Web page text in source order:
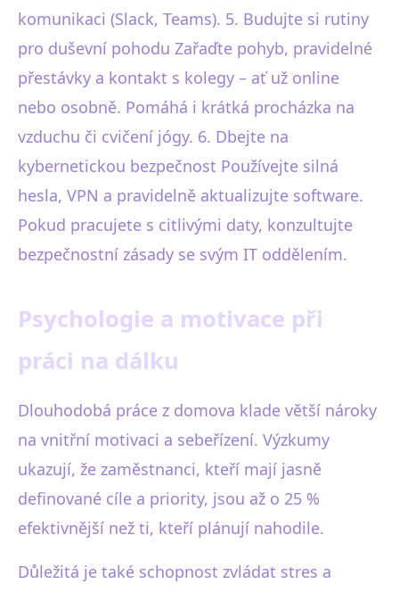
komunikaci (Slack, Teams). 5. Budujte si rutiny
pro duševní pohodu Zařaďte pohyb, pravidelné
přestávky a kontakt s kolegy – ať už online
nebo osobně. Pomáhá i krátká procházka na
vzduchu či cvičení jógy. 6. Dbejte na
kybernetickou bezpečnost Používejte silná
hesla, VPN a pravidelně aktualizujte software.
Pokud pracujete s citlivými daty, konzultujte
bezpečnostní zásady se svým IT oddělením.
Psychologie a motivace při
práci na dálku
Dlouhodobá práce z domova klade větší nároky
na vnitřní motivaci a sebeřízení. Výzkumy
ukazují, že zaměstnanci, kteří mají jasně
definované cíle a priority, jsou až o 25 %
efektivnější než ti, kteří plánují nahodile.
Důležitá je také schopnost zvládat stres a